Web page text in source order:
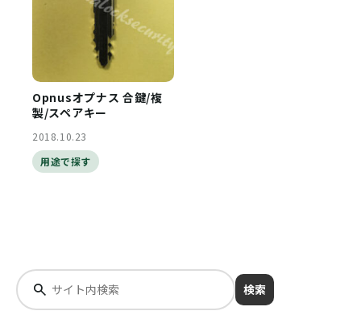
Opnusオプナス 合鍵/複
製/スペアキー
2018.10.23
用途で探す
検索